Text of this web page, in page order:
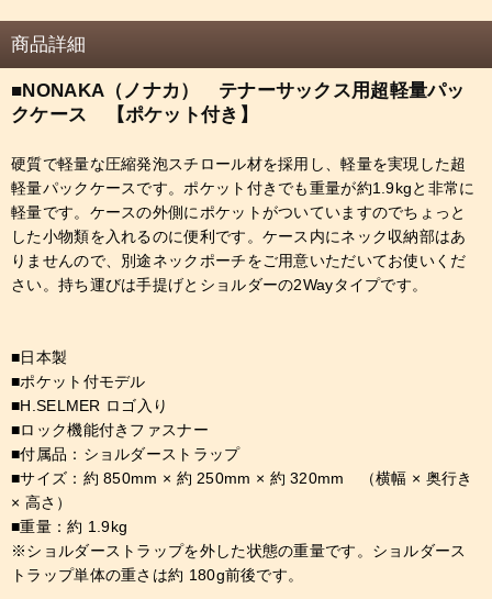
商品詳細
■NONAKA（ノナカ） テナーサックス用超軽量パッ
クケース 【ポケット付き】
硬質で軽量な圧縮発泡スチロール材を採用し、軽量を実現した超
軽量パックケースです。ポケット付きでも重量が約1.9kgと非常に
軽量です。ケースの外側にポケットがついていますのでちょっと
した小物類を入れるのに便利です。ケース内にネック収納部はあ
りませんので、別途ネックポーチをご用意いただいてお使いくだ
さい。持ち運びは手提げとショルダーの2Wayタイプです。
■日本製
■ポケット付モデル
■H.SELMER ロゴ入り
■ロック機能付きファスナー
■付属品：ショルダーストラップ
■サイズ：約 850mm × 約 250mm × 約 320mm （横幅 × 奥行き
× 高さ）
■重量：約 1.9kg
※ショルダーストラップを外した状態の重量です。ショルダース
トラップ単体の重さは約 180g前後です。